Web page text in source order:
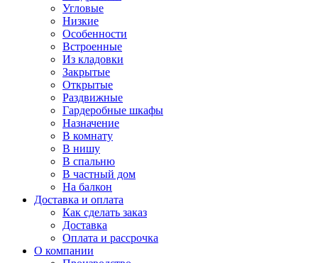
Угловые
Низкие
Особенности
Встроенные
Из кладовки
Закрытые
Открытые
Раздвижные
Гардеробные шкафы
Назначение
В комнату
В нишу
В спальню
В частный дом
На балкон
Доставка и оплата
Как сделать заказ
Доставка
Оплата и рассрочка
О компании